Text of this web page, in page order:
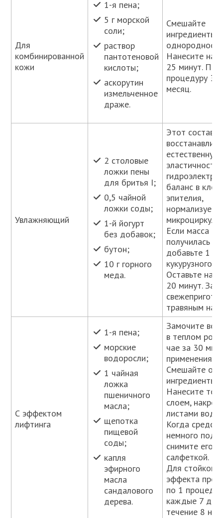
Для
комбинированной
кожи
1-я пена;
5 г морской
соли;
раствор
пантотеновой
кислоты;
аскорутин
измельченное
драже.
Смешайте
ингредиенты
Нанесите на
25 минут.
процедуру 3
месяц.
Увлажняющий
2 столовые
ложки пены
для бритья I;
0,5 чайной
ложки соды;
1-й йогурт
без добавок;
бутон;
10 г горного
меда.
Этот состав
естественную
эластичность
баланс в
эпителия,
нормализует
Если масса
получилась
добавьте 1 ч.л
кукурузного
Оставьте на
20 минут.
травяным
С эффектом
лифтинга
1-я пена;
морские
водоросли;
1 чайная
ложка
пшеничного
масла;
щепотка
пищевой
соды;
капля
эфирного
масла
сандалового
дерева.
Замочите
в теплом
чае за 30
применения.
Смешайте
ингредиенты
Нанесите
слоем,
листами
Когда
немного
снимите его
салфеткой.
Для стойкого
эффекта
по 1
каждые 7
течение 8